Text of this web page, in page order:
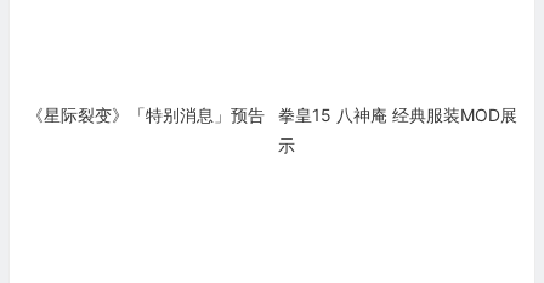
《星际裂变》「特别消息」预告
拳皇15 八神庵 经典服装MOD展
示